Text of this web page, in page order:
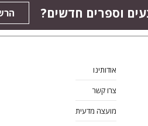
וספרים חדשים?
אודותינו
צרו קשר
מועצה מדעית